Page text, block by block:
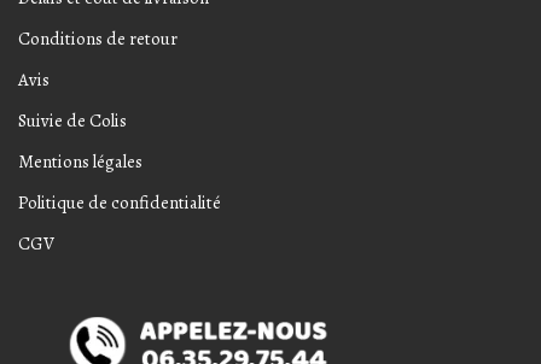
Conditions de retour
Avis
Suivie de Colis
Mentions légales
Politique de confidentialité
CGV